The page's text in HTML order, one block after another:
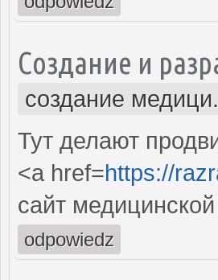
Создание и
создание
Тут делают
<a href=https://
сайт
odpowiedz